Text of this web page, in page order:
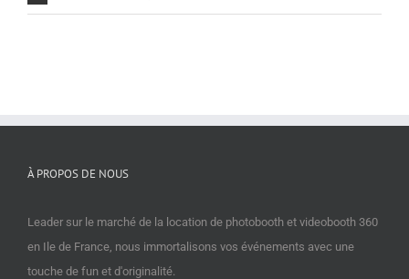
À PROPOS DE NOUS
Leader sur le marché de la location de photobooth et videobooth 360
en Ile de France, nous immortalisons vos événements avec une
touche de fun et d'originalité.